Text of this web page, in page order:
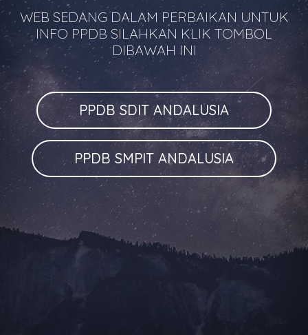
WEB SEDANG DALAM PERBAIKAN UNTUK
INFO PPDB SILAHKAN KLIK TOMBOL
DIBAWAH INI
PPDB SDIT ANDALUSIA
PPDB SMPIT ANDALUSIA